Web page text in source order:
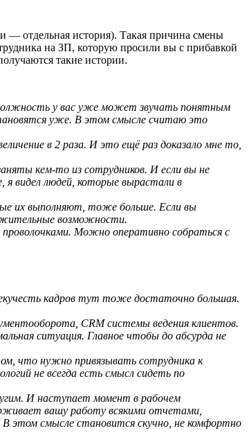
— отдельная история). Такая причина смены
на ЗП, которую просили вы с прибавкой
такие истории.
у вас уже может звучать понятным
уже. В этом смысле считаю это
в 2 раза. И это ещё раз доказало мне то,
кем-то из сотрудников. И если вы не
я видел людей, которые вырастали в
их выполняют, тоже больше. Если вы
возможности.
Можно оперативно собраться с
кадров тут тоже достаточно большая.
CRM системы ведения клиентов.
ситуация. Главное чтобы до абсурда не
что нужно привязывать сотрудника к
не всегда есть смысл сидеть по
И наступает момент в рабочем
вашу работу всякими отчетами,
В этом смысле становится скучно, не комфортно